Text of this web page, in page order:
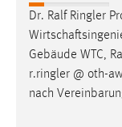
Dr. Ralf Ringler
Gebäude WTC,
r.ringler @ oth-
nach
staticfilecache
Zweck:
Für
gespeichert,